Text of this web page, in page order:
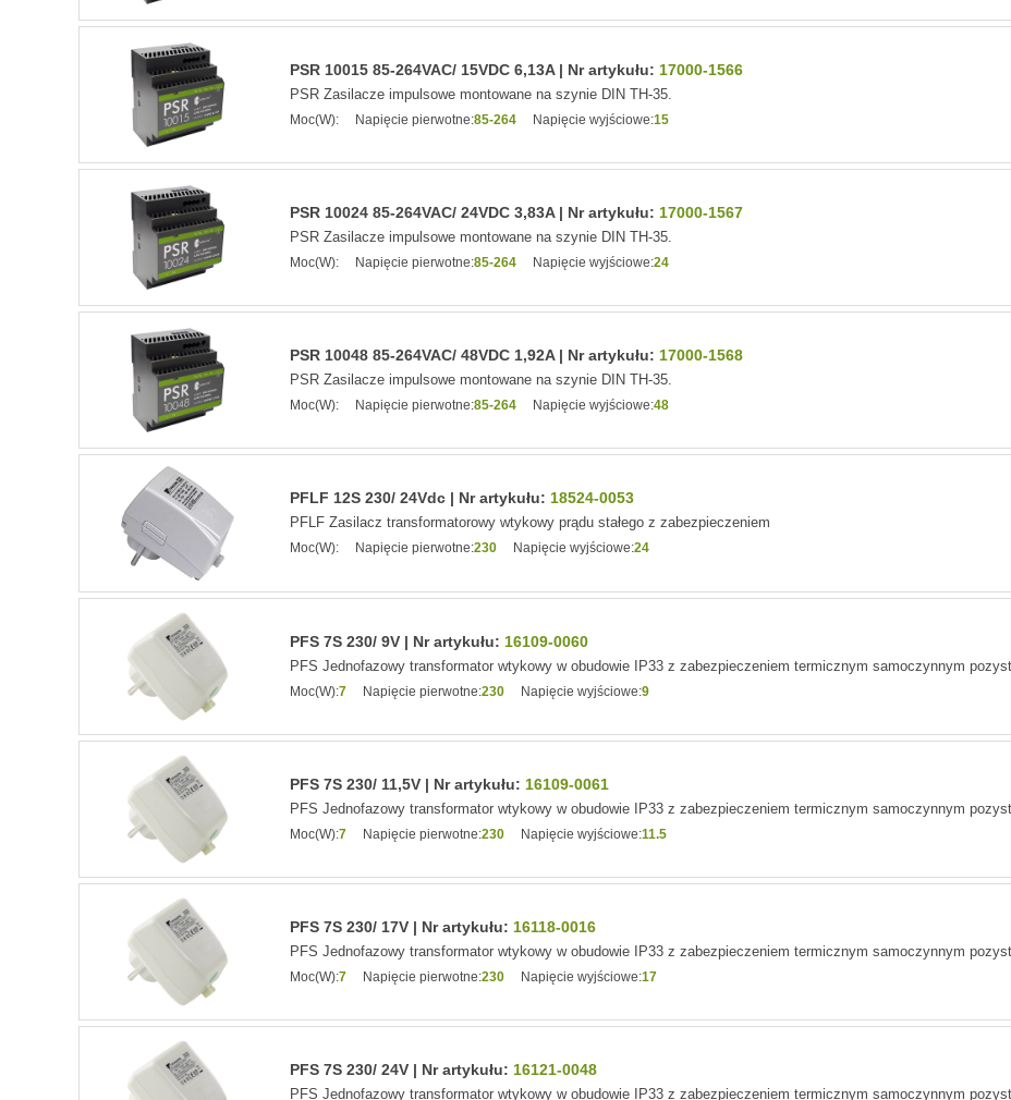
PSR 10015 85-264VAC/ 15VDC 6,13A | Nr artykułu: 17000-1566
PSR Zasilacze impulsowe montowane na szynie DIN TH-35.
Moc(W): Napięcie pierwotne:85-264 Napięcie wyjściowe:15
PSR 10024 85-264VAC/ 24VDC 3,83A | Nr artykułu: 17000-1567
PSR Zasilacze impulsowe montowane na szynie DIN TH-35.
Moc(W): Napięcie pierwotne:85-264 Napięcie wyjściowe:24
PSR 10048 85-264VAC/ 48VDC 1,92A | Nr artykułu: 17000-1568
PSR Zasilacze impulsowe montowane na szynie DIN TH-35.
Moc(W): Napięcie pierwotne:85-264 Napięcie wyjściowe:48
PFLF 12S 230/ 24Vdc | Nr artykułu: 18524-0053
PFLF Zasilacz transformatorowy wtykowy prądu stałego z zabezpieczeniem
Moc(W): Napięcie pierwotne:230 Napięcie wyjściowe:24
PFS 7S 230/ 9V | Nr artykułu: 16109-0060
PFS Jednofazowy transformator wtykowy w obudowie IP33 z zabezpieczeniem termicznym samoczynnym
Moc(W):7 Napięcie pierwotne:230 Napięcie wyjściowe:9
PFS 7S 230/ 11,5V | Nr artykułu: 16109-0061
PFS Jednofazowy transformator wtykowy w obudowie IP33 z zabezpieczeniem termicznym samoczynnym
Moc(W):7 Napięcie pierwotne:230 Napięcie wyjściowe:11.5
PFS 7S 230/ 17V | Nr artykułu: 16118-0016
PFS Jednofazowy transformator wtykowy w obudowie IP33 z zabezpieczeniem termicznym samoczynnym
Moc(W):7 Napięcie pierwotne:230 Napięcie wyjściowe:17
PFS 7S 230/ 24V | Nr artykułu: 16121-0048
PFS Jednofazowy transformator wtykowy w obudowie IP33 z zabezpieczeniem termicznym samoczynnym